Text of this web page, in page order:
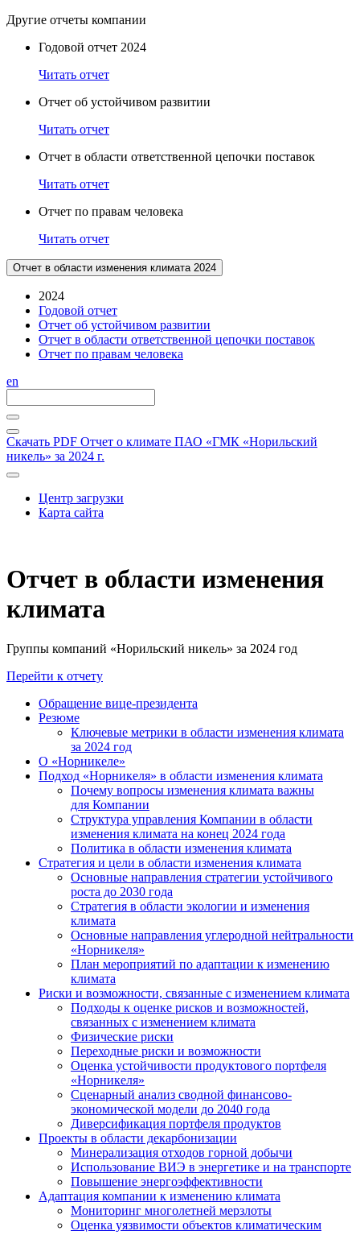
Другие отчеты компании
Годовой отчет 2024
Читать отчет
Отчет об устойчивом развитии
Читать отчет
Отчет в области ответственной цепочки поставок
Читать отчет
Отчет по правам человека
Читать отчет
Отчет в области изменения климата 2024
2024
Годовой отчет
Отчет об устойчивом развитии
Отчет в области ответственной цепочки поставок
Отчет по правам человека
en
Скачать PDF Отчет о климате ПАО «ГМК «Норильский
никель» за 2024 г.
Центр загрузки
Карта сайта
Отчет в области изменения
климата
Группы компаний «Норильский никель» за 2024 год
Перейти к отчету
Обращение вице-президента
Резюме
Ключевые метрики в области изменения климата
за 2024 год
О «Норникеле»
Подход «Норникеля» в области изменения климата
Почему вопросы изменения климата важны
для Компании
Структура управления Компании в области
изменения климата на конец 2024 года
Политика в области изменения климата
Стратегия и цели в области изменения климата
Основные направления стратегии устойчивого
роста до 2030 года
Стратегия в области экологии и изменения
климата
Основные направления углеродной нейтральности
«Норникеля»
План мероприятий по адаптации к изменению
климата
Риски и возможности, связанные с изменением климата
Подходы к оценке рисков и возможностей,
связанных с изменением климата
Физические риски
Переходные риски и возможности
Оценка устойчивости продуктового портфеля
«Норникеля»
Сценарный анализ сводной финансово-
экономической модели до 2040 года
Диверсификация портфеля продуктов
Проекты в области декарбонизации
Минерализация отходов горной добычи
Использование ВИЭ в энергетике и на транспорте
Повышение энергоэффективности
Адаптация компании к изменению климата
Мониторинг многолетней мерзлоты
Оценка уязвимости объектов климатическим